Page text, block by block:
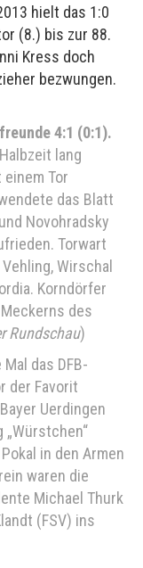
hielt das 1:0
(8.) bis zur 88.
Kress doch
bezwungen.
4:1 (0:1).
lang
Tor
das Blatt
Novohradsky
Torwart
Wirschal
Korndörfer
des
Rundschau)
das DFB-
der Favorit
Uerdingen
in den Armen
waren die
Michael Thurk
(FSV) ins